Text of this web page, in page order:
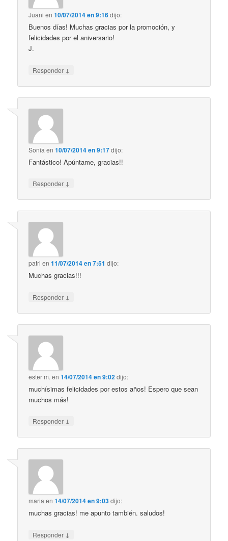
Juani en10/07/2014 en 9:16dijo:
Buenos días! Muchas gracias por la promoción, y
felicidades por el aniversario!
J.
Responder ↓
Sonia en10/07/2014 en 9:17dijo:
Fantástico! Apúntame, gracias!!
Responder ↓
patri en11/07/2014 en 7:51 dijo:
Muchas gracias!!!
Responder ↓
ester m. en14/07/2014 en 9:02dijo:
muchísimas felicidades por estos años! Espero que sean
muchos más!
Responder ↓
mariaen14/07/2014 en 9:03dijo:
muchas gracias! me apunto también. saludos!
Responder ↓